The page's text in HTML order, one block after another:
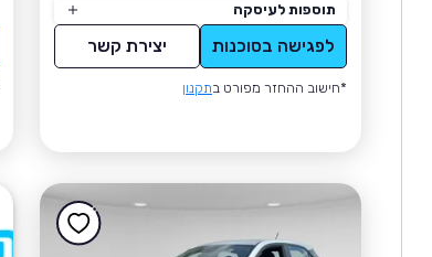
תוספות לעיסקה
לפגישה בסוכנות יצירת קשר
*חישוב ההחזר מפורט בתקנון